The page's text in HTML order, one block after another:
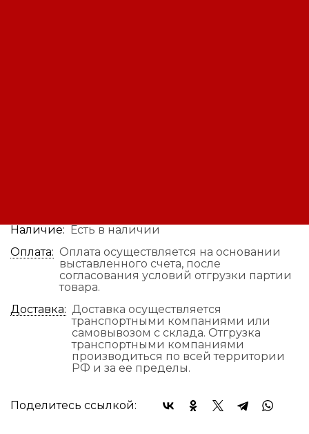
Наличие: Есть в наличии
Оплата: Оплата осуществляется на основании
выставленного счета, после
согласования условий отгрузки партии
товара.
Доставка: Доставка осуществляется
транспортными компаниями или
самовывозом с склада. Отгрузка
транспортными компаниями
производиться по всей территории
РФ и за ее пределы.
Поделитесь ссылкой: